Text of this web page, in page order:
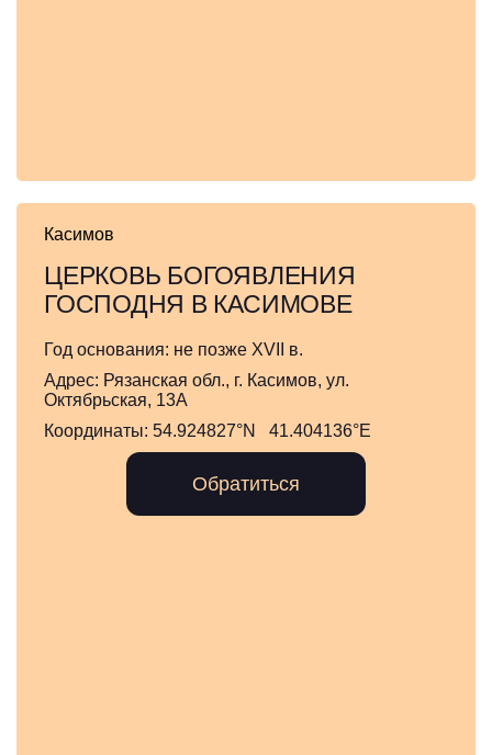
Касимов
ЦЕРКОВЬ БОГОЯВЛЕНИЯ
ГОСПОДНЯ В КАСИМОВЕ
Год основания: не позже XVII в.
Адрес: Рязанская обл., г. Касимов, ул.
Октябрьская, 13А
Координаты: 54.924827°N 41.404136°E
Обратиться